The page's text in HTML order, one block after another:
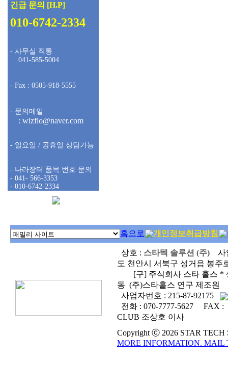
긴급 문의 [H.P]
010-6742-2334
- 사무실 직통
041-585-5004
- Fax : 0505-918-5555
- 문의메일
: wizflo@naver.com
- 일요일 / 공휴일 상담가능
- 나라장터 품목 번호 문의
- 041- 566-3353
- 010-6742-2334
홈으로 개인정보취급방침
상호 : 스타텍 솔루션 (주)
사
도 천안시 서북구 성거읍 봉주
[구] 주식회사 스타 홀스 * 생
동 (주)스타홀스 연구 제조원
사업자번호 : 215-87-92175
전화 : 070-7777-5627
FAX :
CLUB 조상호 이사
Copyright ⓒ 2026 STAR TECH
MORE INFORMATION. MAIL